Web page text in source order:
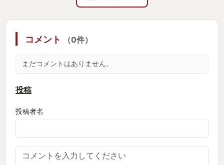
コメント （0件）
まだコメントはありません。
投稿
投稿者名